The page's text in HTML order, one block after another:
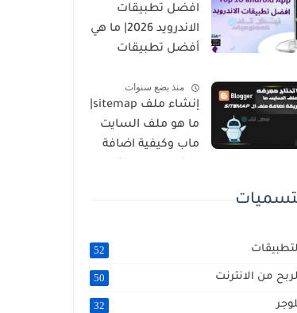
افضل تطبيقات
الاندرويد 2026| ما هي
أفضل تطبيقات
2026 ؟منذ بضع سنوات
ما هو ملف السايت
ماب وكيفية اضافة
52
من الانترنت 50
32